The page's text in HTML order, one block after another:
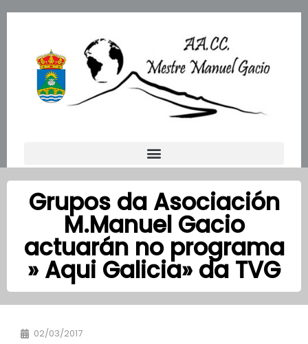
Grupos da Asociación
M.Manuel Gacio
actuarán no programa
» Aqui Galicia» da TVG
02/03/2017